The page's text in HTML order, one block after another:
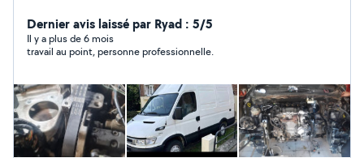
Dernier avis laissé par Ryad : 5/5
Il y a plus de 6 mois
travail au point, personne professionnelle.